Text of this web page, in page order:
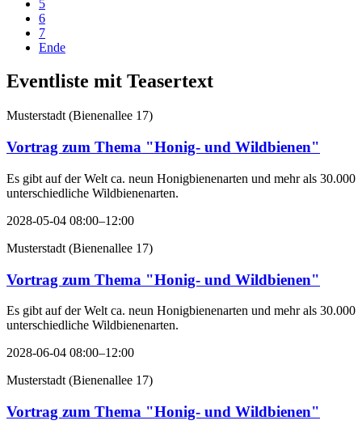
5
6
7
Ende
Eventliste mit Teasertext
Musterstadt (Bienenallee 17)
Vortrag zum Thema "Honig- und Wildbienen"
Es gibt auf der Welt ca. neun Honigbienenarten und mehr als 30.000
unterschiedliche Wildbienenarten.
2028-05-04 08:00–12:00
Musterstadt (Bienenallee 17)
Vortrag zum Thema "Honig- und Wildbienen"
Es gibt auf der Welt ca. neun Honigbienenarten und mehr als 30.000
unterschiedliche Wildbienenarten.
2028-06-04 08:00–12:00
Musterstadt (Bienenallee 17)
Vortrag zum Thema "Honig- und Wildbienen"